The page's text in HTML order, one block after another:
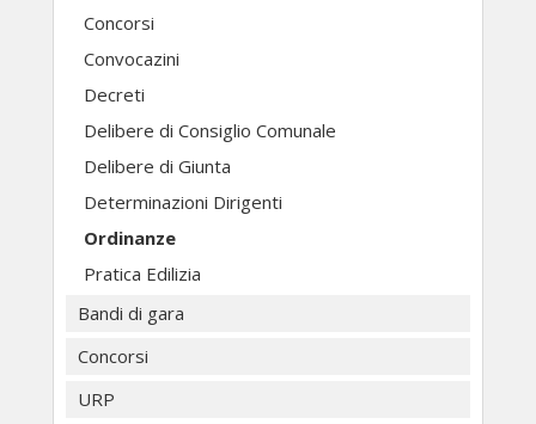
Concorsi
Convocazini
Decreti
Delibere di Consiglio Comunale
Delibere di Giunta
Determinazioni Dirigenti
Ordinanze
Pratica Edilizia
Bandi di gara
Concorsi
URP